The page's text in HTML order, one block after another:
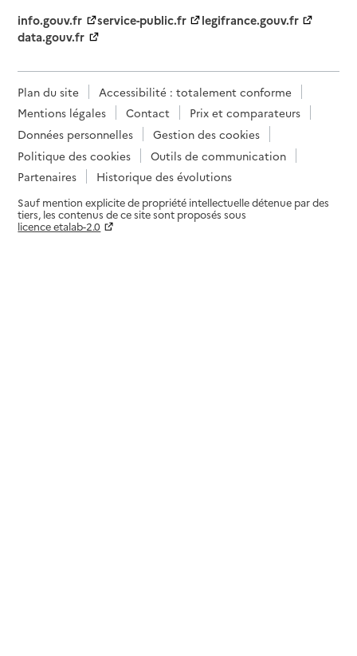
info.gouv.fr
service-public.fr
legifrance.gouv.fr
data.gouv.fr
Plan du site
Accessibilité : totalement conforme
Mentions légales
Contact
Prix et comparateurs
Données personnelles
Gestion des cookies
Politique des cookies
Outils de communication
Partenaires
Historique des évolutions
Sauf mention explicite de propriété intellectuelle détenue par des
tiers, les contenus de ce site sont proposés sous
licence etalab-2.0